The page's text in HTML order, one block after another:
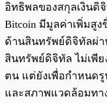
อิทธิพลของสกุลเงินดิ
Bitcoin มีมูลค่าเพิ่มสูง
ด้านสินทรัพย์ดิจิทัลผ่า
สินทรัพย์ดิจิทัล ไม่เพี
ตน แต่ยังเพื่อกำหนด
และสภาพแวดล้อมทา